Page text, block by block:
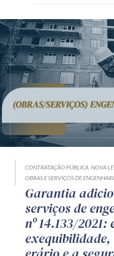
CONTRATAÇÃO PÚBLICA NOVA
OBRAS E SERVIÇOS DE
Garantia
serviços de
nº 14.133/2021: